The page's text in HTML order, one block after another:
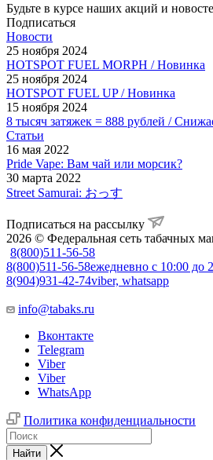
Будьте в курсе наших акций и
Подписаться
Новости
25 ноября 2024
HOTSPOT FUEL MORPH / Новинка
25 ноября 2024
HOTSPOT FUEL UP / Новинка
15 ноября 2024
8 тысяч затяжек = 888 рублей /
Статьи
16 мая 2022
Pride Vape: Вам чай или морсик?
30 марта 2022
Street Samurai: おっす
Подписаться на рассылку
2026 © Федеральная сеть табачных
8(800)511-56-58
8(800)511-56-58ежедневно с 10:00 до
8(904)931-42-74viber, whatsapp
info@tabaks.ru
Вконтакте
Telegram
Viber
Viber
WhatsApp
Политика конфиденциальности
Найти